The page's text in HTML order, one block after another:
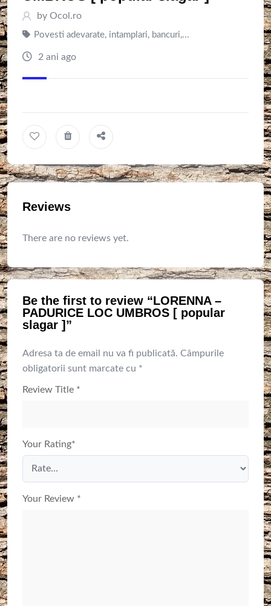
by Ocol.ro
Povesti adevarate, intamplari, bancuri,...
2 ani ago
Reviews
There are no reviews yet.
Be the first to review “LORENNA –
PADURICE LOC UMBROS [ popular
slagar ]”
Adresa ta de email nu va fi publicată. Câmpurile
obligatorii sunt marcate cu *
Review Title *
Your Rating*
Your Review *